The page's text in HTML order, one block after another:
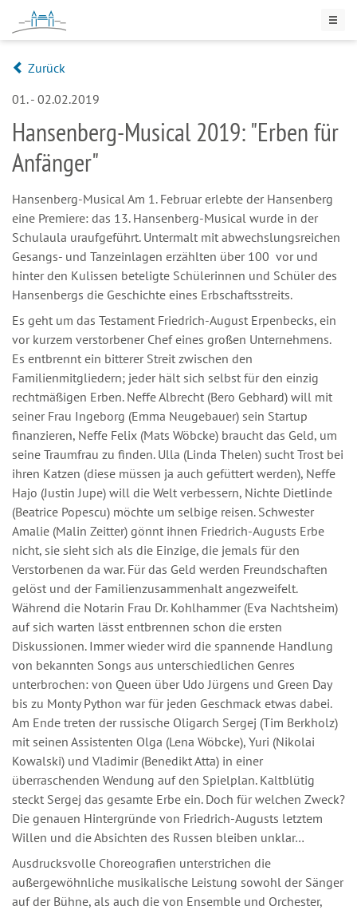
Zurück
01. - 02.02.2019
Hansenberg-Musical 2019: "Erben für
Anfänger"
Hansenberg-Musical Am 1. Februar erlebte der Hansenberg
eine Premiere: das 13. Hansenberg-Musical wurde in der
Schulaula uraufgeführt. Untermalt mit abwechslungsreichen
Gesangs- und Tanzeinlagen erzählten über 100 vor und
hinter den Kulissen beteligte Schülerinnen und Schüler des
Hansenbergs die Geschichte eines Erbschaftsstreits.
Es geht um das Testament Friedrich-August Erpenbecks, ein
vor kurzem verstorbener Chef eines großen Unternehmens.
Es entbrennt ein bitterer Streit zwischen den
Familienmitgliedern; jeder hält sich selbst für den einzig
rechtmäßigen Erben. Neffe Albrecht (Bero Gebhard) will mit
seiner Frau Ingeborg (Emma Neugebauer) sein Startup
finanzieren, Neffe Felix (Mats Wöbcke) braucht das Geld, um
seine Traumfrau zu finden. Ulla (Linda Thelen) sucht Trost bei
ihren Katzen (diese müssen ja auch gefüttert werden), Neffe
Hajo (Justin Jupe) will die Welt verbessern, Nichte Dietlinde
(Beatrice Popescu) möchte um selbige reisen. Schwester
Amalie (Malin Zeitter) gönnt ihnen Friedrich-Augusts Erbe
nicht, sie sieht sich als die Einzige, die jemals für den
Verstorbenen da war. Für das Geld werden Freundschaften
gelöst und der Familienzusammenhalt angezweifelt.
Während die Notarin Frau Dr. Kohlhammer (Eva Nachtsheim)
auf sich warten lässt entbrennen schon die ersten
Diskussionen. Immer wieder wird die spannende Handlung
von bekannten Songs aus unterschiedlichen Genres
unterbrochen: von Queen über Udo Jürgens und Green Day
bis zu Monty Python war für jeden Geschmack etwas dabei.
Am Ende treten der russische Oligarch Sergej (Tim Berkholz)
mit seinen Assistenten Olga (Lena Wöbcke), Yuri (Nikolai
Kowalski) und Vladimir (Benedikt Atta) in einer
überraschenden Wendung auf den Spielplan. Kaltblütig
steckt Sergej das gesamte Erbe ein. Doch für welchen Zweck?
Die genauen Hintergründe von Friedrich-Augusts letztem
Willen und die Absichten des Russen bleiben unklar…
Ausdrucksvolle Choreografien unterstrichen die
außergewöhnliche musikalische Leistung sowohl der Sänger
auf der Bühne, als auch die von Ensemble und Orchester,